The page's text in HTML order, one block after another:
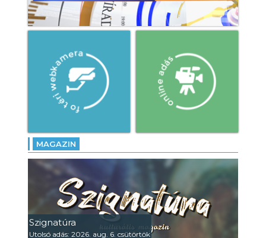
MAGAZIN
Szignatúra
Utolsó adás: 2026. aug. 6. csütörtök